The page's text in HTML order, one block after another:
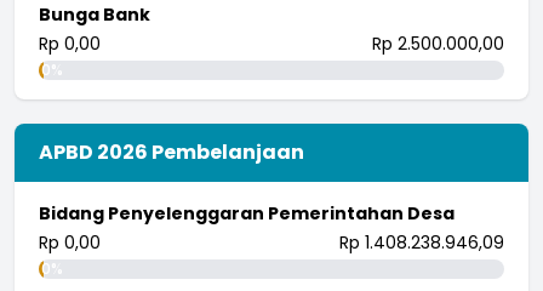
Bunga Bank
Rp 0,00
Rp 2.500.000,00
0%
APBD 2026 Pembelanjaan
Bidang Penyelenggaran Pemerintahan Desa
Rp 0,00
Rp 1.408.238.946,09
0%